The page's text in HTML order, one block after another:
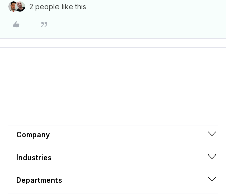
2 people like this
Company
Industries
Departments